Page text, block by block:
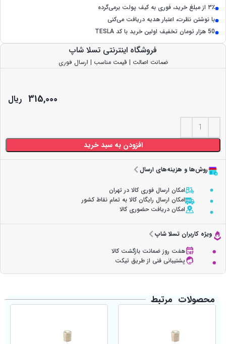
۳٪ از مبلغ خرید، فوری به کیف پولت برمی‌گرده
با نوشتن نظرت، اعتبار هدیه دریافت می‌کنی
50 هزار تومان تخفیف اولین خرید با کد TESLA
فروشگاه اینترنتی تسلا شاپ
ضمانت اصالت | قیمت مناسب | ارسال فوری
315,000 ریال
افزودن به سبد خرید
روش‌ها و هزینه‌های ارسال
امکان ارسال فوری کالا در تهران
امکان ارسال رایگان کالا به تمام نقاط کشور
امکان دریافت حضوری کالا
ویژه کاربران تسلا شاپ
هفت روز ضمانت بازگشت کالا
پشتیبانی فنی از طریق تیکت
محصولات مرتبط